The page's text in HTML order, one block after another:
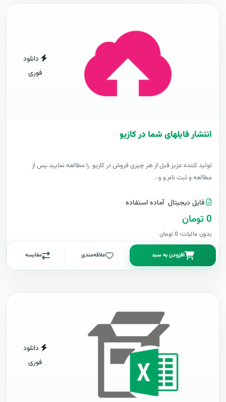
دانلود
فوری
انتشار فایلهای شما در کازیو
توليد کننده عزيز قبل از هر چیزی فروش در کازیو را مطالعه نمایید.پس از
مطالعه و ثبت نام و و..
فایل دیجیتال آماده استفاده
0 تومان
بدون مالیات: 0 تومان
افزودن به سبد علاقه‌مندی مقایسه
دانلود
فوری